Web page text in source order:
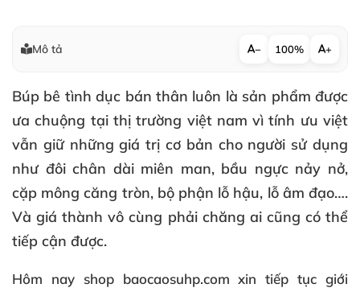
Mô tả − 100% +
Búp bê tình dục bán thân luôn là sản phẩm được
ưa chuộng tại thị trường việt nam vì tính ưu việt
vẫn giữ những giá trị cơ bản cho người sử dụng
như đôi chân dài miên man, bầu ngực nảy nở,
cặp mông căng tròn, bộ phận lỗ hậu, lỗ âm đạo….
Và giá thành vô cùng phải chăng ai cũng có thể
tiếp cận được.
Hôm nay shop baocaosuhp.com xin tiếp tục giới